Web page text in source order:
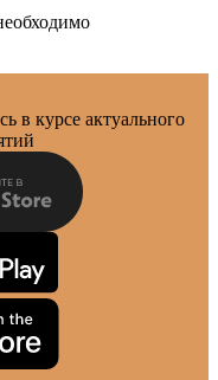
в курсе актуального